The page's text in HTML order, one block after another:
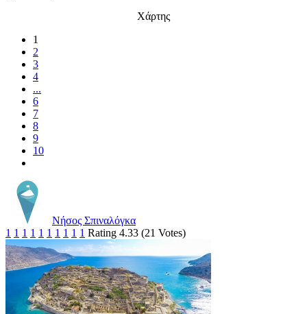
Χάρτης
1
2
3
4
...
6
7
8
9
10
Νήσος Σπιναλόγκα
1 1 1 1 1 1 1 1 1 1 Rating 4.33 (21 Votes)